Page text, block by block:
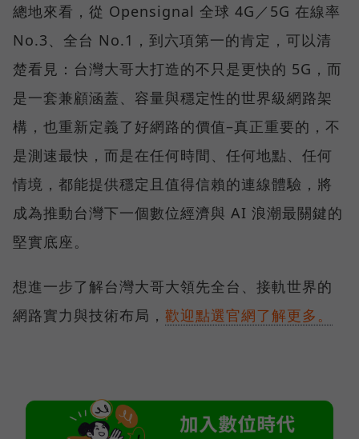
總地來看，從 Opensignal 全球 4G／5G 在線率
No.3、全台 No.1，到六項第一的肯定，可以清
楚看見：台灣大哥大打造的不只是更快的 5G，而
是一套兼顧涵蓋、容量與穩定性的世界級網路架
構，也重新定義了好網路的價值–真正重要的，不
是測速最快，而是在任何時間、任何地點、任何
情境，都能提供穩定且值得信賴的連線體驗，將
成為推動台灣下一個數位經濟與 AI 浪潮最關鍵的
堅實底座。
想進一步了解台灣大哥大領先全台、接軌世界的
網路實力與技術布局， 歡迎點選官網了解更多。